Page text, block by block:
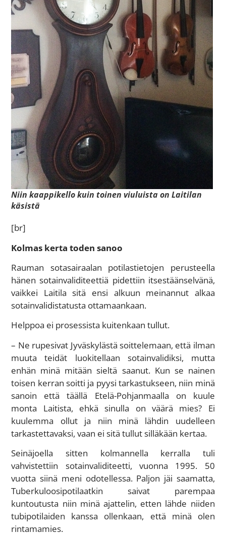
Niin kaappikello kuin toinen viuluista on Laitilan
käsistä
[br]
Kolmas kerta toden sanoo
Rauman sotasairaalan potilastietojen perusteella
hänen sotainvaliditeettiä pidettiin itsestäänselvänä,
vaikkei Laitila sitä ensi alkuun meinannut alkaa
sotainvalidistatusta ottamaankaan.
Helppoa ei prosessista kuitenkaan tullut.
– Ne rupesivat Jyväskylästä soittelemaan, että ilman
muuta teidät luokitellaan sotainvalidiksi, mutta
enhän minä mitään sieltä saanut. Kun se nainen
toisen kerran soitti ja pyysi tarkastukseen, niin minä
sanoin että täällä Etelä-Pohjanmaalla on kuule
monta Laitista, ehkä sinulla on väärä mies? Ei
kuulemma ollut ja niin minä lähdin uudelleen
tarkastettavaksi, vaan ei sitä tullut silläkään kertaa.
Seinäjoella sitten kolmannella kerralla tuli
vahvistettiin sotainvaliditeetti, vuonna 1995. 50
vuotta siinä meni odotellessa. Paljon jäi saamatta,
Tuberkuloosipotilaatkin saivat parempaa
kuntoutusta niin minä ajattelin, etten lähde niiden
tubipotilaiden kanssa ollenkaan, että minä olen
rintamamies.